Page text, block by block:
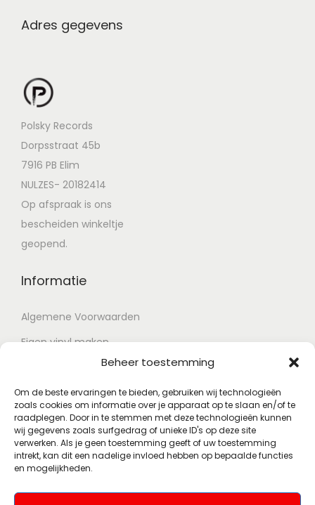
Beheer toestemming
Om de beste ervaringen te bieden, gebruiken wij technologieën
zoals cookies om informatie over je apparaat op te slaan en/of te
raadplegen. Door in te stemmen met deze technologieën kunnen
wij gegevens zoals surfgedrag of unieke ID's op deze site
verwerken. Als je geen toestemming geeft of uw toestemming
intrekt, kan dit een nadelige invloed hebben op bepaalde functies
en mogelijkheden.
Adres gegevens
Polsky Records
Dorpsstraat 45b
7916 PB Elim
NULZES- 20182414
Op afspraak is ons
bescheiden winkeltje
geopend.
Informatie
Algemene Voorwaarden
Eigen vinyl maken
Retour voorwaarden
Contact
Account
Mijn account
Wenslijst